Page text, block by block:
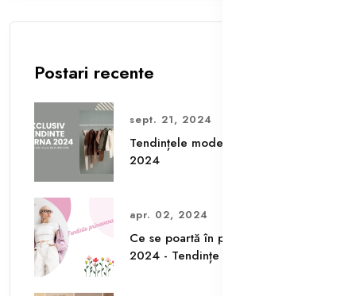
Postari recente
sept. 21, 2024
Tendințele modei pentru iarna
2024
apr. 02, 2024
Ce se poartă în primăvara-vara
2024 - Tendințe